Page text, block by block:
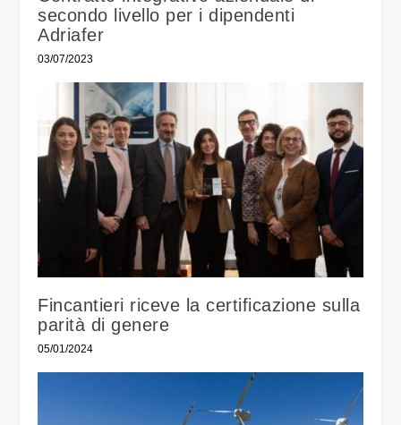
secondo livello per i dipendenti
Adriafer
03/07/2023
Fincantieri riceve la certificazione sulla
parità di genere
05/01/2024